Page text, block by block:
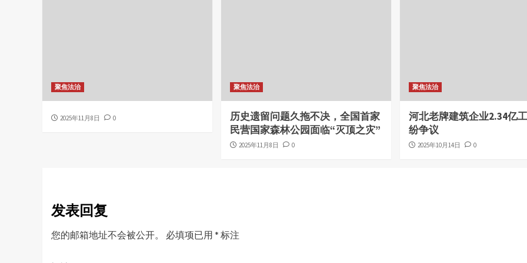
聚焦法治
2025年11月8日 0
聚焦法治
历史遗留问题久拖不决，全国首家
民营国家森林公园面临“灭顶之灾”
2025年11月8日 0
聚焦法治
河北老牌建筑企业2.34亿
纷争议
2025年10月14日 0
发表回复
您的邮箱地址不会被公开。 必填项已用 * 标注